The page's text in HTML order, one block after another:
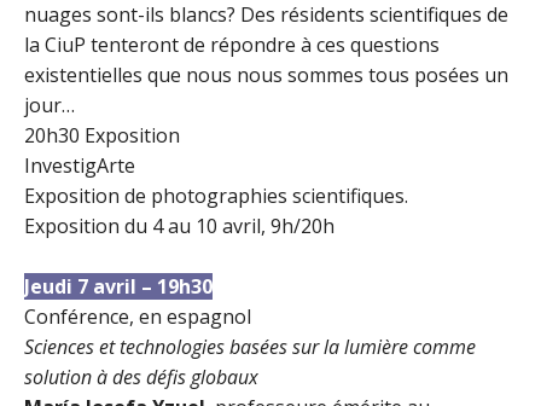
nuages sont-ils blancs? Des résidents scientifiques de
la CiuP tenteront de répondre à ces questions
existentielles que nous nous sommes tous posées un
jour…
20h30 Exposition
InvestigArte
Exposition de photographies scientifiques.
Exposition du 4 au 10 avril, 9h/20h
Jeudi 7 avril – 19h30
Conférence, en espagnol
Sciences et technologies basées sur la lumière comme
solution à des défis globaux